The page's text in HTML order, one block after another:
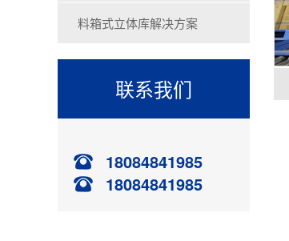
料箱式立体库解决方案
联系我们
18084841985
18084841985